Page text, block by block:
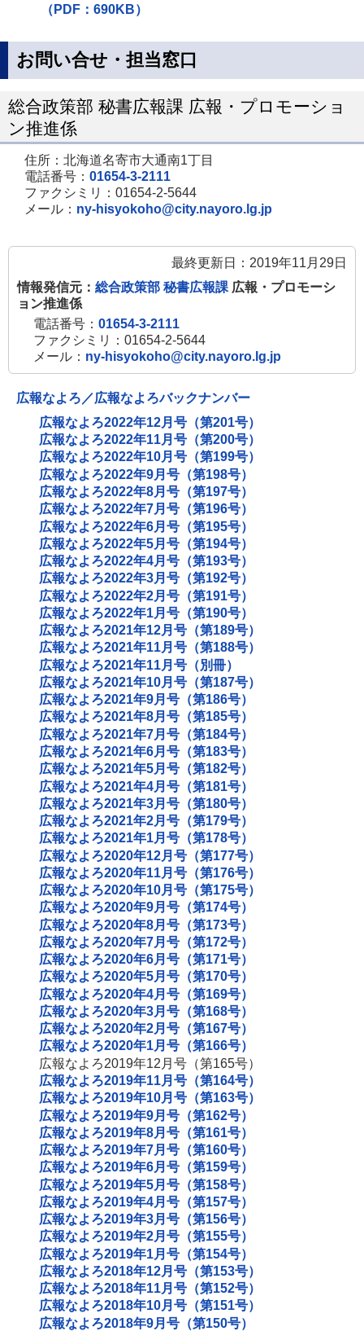
（PDF：690KB）
お問い合せ・担当窓口
総合政策部 秘書広報課 広報・プロモーショ
ン推進係
住所：北海道名寄市大通南1丁目
電話番号： 01654-3-2111
ファクシミリ：01654-2-5644
メール： ny-hisyokoho@city.nayoro.lg.jp
最終更新日：2019年11月29日
情報発信元： 総合政策部 秘書広報課 広報・プロモーシ
ョン推進係
電話番号： 01654-3-2111
ファクシミリ：01654-2-5644
メール： ny-hisyokoho@city.nayoro.lg.jp
広報なよろ／広報なよろバックナンバー
広報なよろ2022年12月号（第201号）
広報なよろ2022年11月号（第200号）
広報なよろ2022年10月号（第199号）
広報なよろ2022年9月号（第198号）
広報なよろ2022年8月号（第197号）
広報なよろ2022年7月号（第196号）
広報なよろ2022年6月号（第195号）
広報なよろ2022年5月号（第194号）
広報なよろ2022年4月号（第193号）
広報なよろ2022年3月号（第192号）
広報なよろ2022年2月号（第191号）
広報なよろ2022年1月号（第190号）
広報なよろ2021年12月号（第189号）
広報なよろ2021年11月号（第188号）
広報なよろ2021年11月号（別冊）
広報なよろ2021年10月号（第187号）
広報なよろ2021年9月号（第186号）
広報なよろ2021年8月号（第185号）
広報なよろ2021年7月号（第184号）
広報なよろ2021年6月号（第183号）
広報なよろ2021年5月号（第182号）
広報なよろ2021年4月号（第181号）
広報なよろ2021年3月号（第180号）
広報なよろ2021年2月号（第179号）
広報なよろ2021年1月号（第178号）
広報なよろ2020年12月号（第177号）
広報なよろ2020年11月号（第176号）
広報なよろ2020年10月号（第175号）
広報なよろ2020年9月号（第174号）
広報なよろ2020年8月号（第173号）
広報なよろ2020年7月号（第172号）
広報なよろ2020年6月号（第171号）
広報なよろ2020年5月号（第170号）
広報なよろ2020年4月号（第169号）
広報なよろ2020年3月号（第168号）
広報なよろ2020年2月号（第167号）
広報なよろ2020年1月号（第166号）
広報なよろ2019年12月号（第165号）
広報なよろ2019年11月号（第164号）
広報なよろ2019年10月号（第163号）
広報なよろ2019年9月号（第162号）
広報なよろ2019年8月号（第161号）
広報なよろ2019年7月号（第160号）
広報なよろ2019年6月号（第159号）
広報なよろ2019年5月号（第158号）
広報なよろ2019年4月号（第157号）
広報なよろ2019年3月号（第156号）
広報なよろ2019年2月号（第155号）
広報なよろ2019年1月号（第154号）
広報なよろ2018年12月号（第153号）
広報なよろ2018年11月号（第152号）
広報なよろ2018年10月号（第151号）
広報なよろ2018年9月号（第150号）